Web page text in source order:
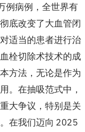
例病例，全世界有
底改变了大血管闭
适当的患者进行治
栓切除术技术的成
方法，无论是作为
。在抽吸范式中，
大争议，特别是关
在我们迈向 2025